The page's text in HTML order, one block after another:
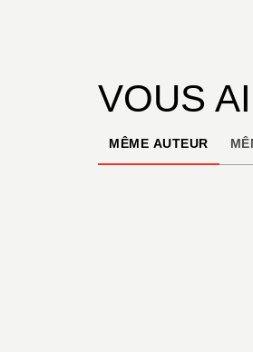
VOUS
MÊME AUTEUR